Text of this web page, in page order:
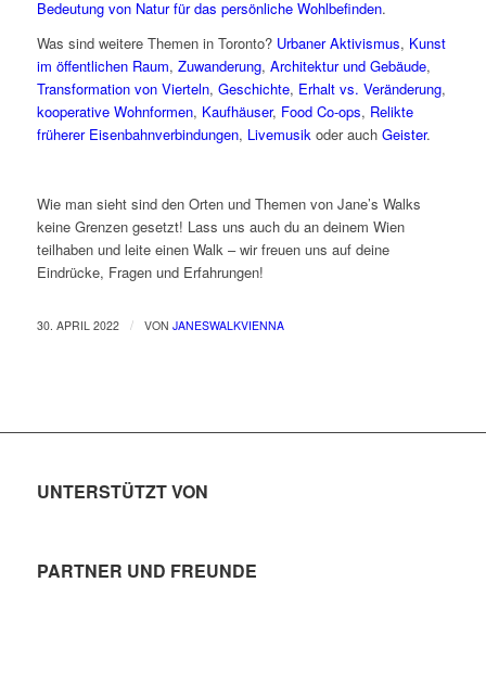
Bedeutung von Natur für das persönliche Wohlbefinden.
Was sind weitere Themen in Toronto? Urbaner Aktivismus, Kunst
im öffentlichen Raum, Zuwanderung, Architektur und Gebäude,
Transformation von Vierteln, Geschichte, Erhalt vs. Veränderung,
kooperative Wohnformen, Kaufhäuser, Food Co-ops, Relikte
früherer Eisenbahnverbindungen, Livemusik oder auch Geister.
Wie man sieht sind den Orten und Themen von Jane’s Walks
keine Grenzen gesetzt! Lass uns auch du an deinem Wien
teilhaben und leite einen Walk – wir freuen uns auf deine
Eindrücke, Fragen und Erfahrungen!
30. APRIL 2022 / VON JANESWALKVIENNA
UNTERSTÜTZT VON
PARTNER UND FREUNDE